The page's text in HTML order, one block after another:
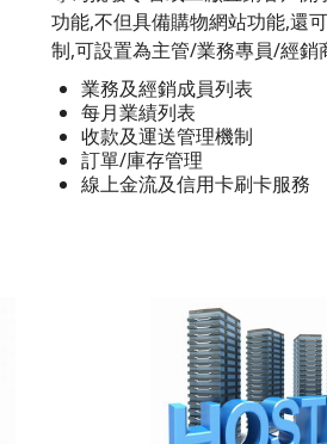
功能,不但具備購物網站功能,還
制,可設置為主管/業務專員/經銷
業務及經銷成員列表
每月業績列表
收款及運送管理機制
訂單/庫存管理
線上金流及信用卡刷卡服務